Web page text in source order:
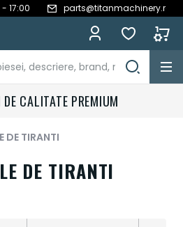
17:00 parts@titanmachinery.ro
CALITATE PREMIUM
DE TIRANTI
DE TIRANTI